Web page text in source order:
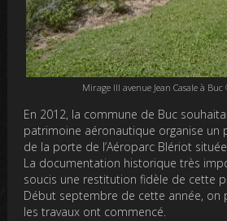
Mirage III avenue Jean Casale à
En 2012, la commune de Buc
patrimoine aéronautique organise un
de la porte de l’Aéroparc Blériot
La documentation historique très
soucis une restitution fidèle de cette
Début septembre de cette année, on
les travaux ont commencé.